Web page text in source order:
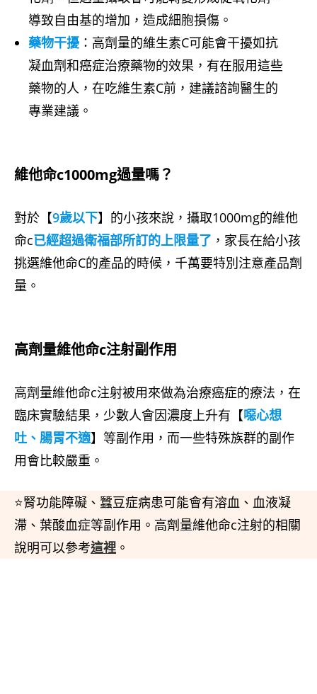
導致自由基的增加，造成細胞損傷。
藥物干擾 ：高劑量的維生素C可能會干擾如抗
凝血劑和癌症治療藥物的效果，有在服用這些
藥物的人，在吃維生素C前，建議諮詢醫生的
專業建議。
維他命c1000mg過量嗎？
對於【9歲以下】的小孩來說，攝取1000mg的維他
命c已經超過衛福部所訂的上限量了 ，家長在給小孩
挑選維他命C的產品的時候，千萬要特別注意產品劑
量。
高劑量維他命c注射副作用
高劑量維他命c注射被用來做為治療癌症的療法，在
臨床實驗結果，少數人會因濃度上升有【噁心想
吐、腸胃不適】等副作用，而一些特殊族群的副作
用會比較嚴重。
⭐腎功能障礙、蠶豆症病患可能會有溶血、血液凝
滯、葉酸血症等副作用。高劑量維他命c注射的相關
說明可以參考這裡 。